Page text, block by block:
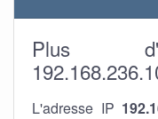
Plus
L'adresse IP